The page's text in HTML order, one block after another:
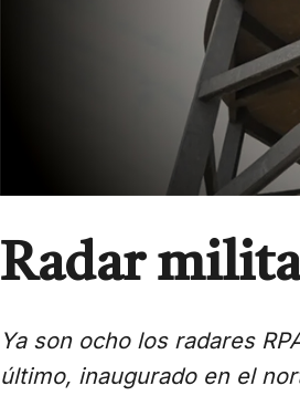
Radar
Ya son ocho los radares
último, inaugurado en el